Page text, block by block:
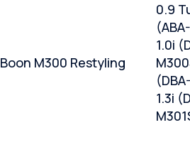
Boon M300 Restyling
0.9
1.0i
1.3i